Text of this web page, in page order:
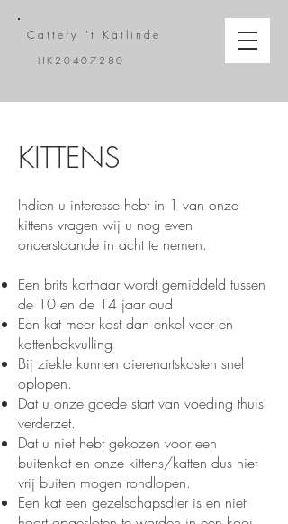
Cattery 't Katlinde
HK20407280
KITTENS
Indien u interesse hebt in 1 van onze
kittens vragen wij u nog even
onderstaande in acht te nemen.
Een brits korthaar wordt gemiddeld tussen
de 10 en de 14 jaar oud
Een kat meer kost dan enkel voer en
kattenbakvulling
Bij ziekte kunnen dierenartskosten snel
oplopen.
Dat u onze goede start van voeding thuis
verderzet.
Dat u niet hebt gekozen voor een
buitenkat en onze kittens/katten dus niet
vrij buiten mogen rondlopen.
Een kat een gezelschapsdier is en niet